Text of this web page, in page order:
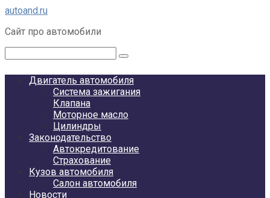
Перейти
контенту
autoand.ru
Сайт про автомобили
Двигатель автомобиля
Система зажигания
Клапана
Моторное масло
Цилиндры
Законодательство
Автокредитование
Страхование
Кузов автомобиля
Салон автомобиля
Новости